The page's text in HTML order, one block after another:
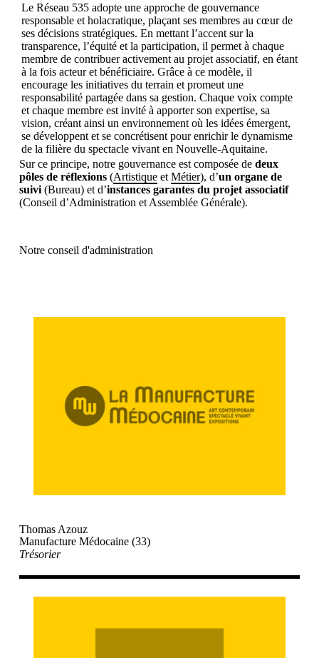
Le Réseau 535 adopte une approche de gouvernance
responsable et holacratique, plaçant ses membres au cœur de
ses décisions stratégiques. En mettant l’accent sur la
transparence, l’équité et la participation, il permet à chaque
membre de contribuer activement au projet associatif, en étant
à la fois acteur et bénéficiaire. Grâce à ce modèle, il
encourage les initiatives du terrain et promeut une
responsabilité partagée dans sa gestion. Chaque voix compte
et chaque membre est invité à apporter son expertise, sa
vision, créant ainsi un environnement où les idées émergent,
se développent et se concrétisent pour enrichir le dynamisme
de la filière du spectacle vivant en Nouvelle-Aquitaine.
Sur ce principe, notre gouvernance est composée de deux
pôles de réflexions(Artistiqueet Métier), d’un organe de
suivi(Bureau) et d’instances garantes du projet associatif
(Conseil d’Administration et Assemblée Générale).
Notre conseil d'administration
Thomas Azouz
Manufacture Médocaine (33)
Trésorier